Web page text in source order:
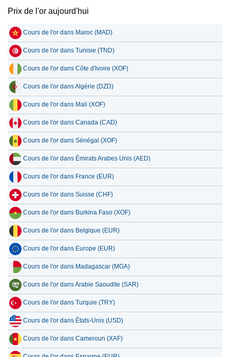
Prix de l'or aujourd'hui
Cours de l'or dans Maroc (MAD)
Cours de l'or dans Tunisie (TND)
Cours de l'or dans Côte d'Ivoire (XOF)
Cours de l'or dans Algérie (DZD)
Cours de l'or dans Mali (XOF)
Cours de l'or dans Canada (CAD)
Cours de l'or dans Sénégal (XOF)
Cours de l'or dans Émirats Arabes Unis (AED)
Cours de l'or dans France (EUR)
Cours de l'or dans Suisse (CHF)
Cours de l'or dans Burkina Faso (XOF)
Cours de l'or dans Belgique (EUR)
Cours de l'or dans Europe (EUR)
Cours de l'or dans Madagascar (MGA)
Cours de l'or dans Arabie Saoudite (SAR)
Cours de l'or dans Turquie (TRY)
Cours de l'or dans États-Unis (USD)
Cours de l'or dans Cameroun (XAF)